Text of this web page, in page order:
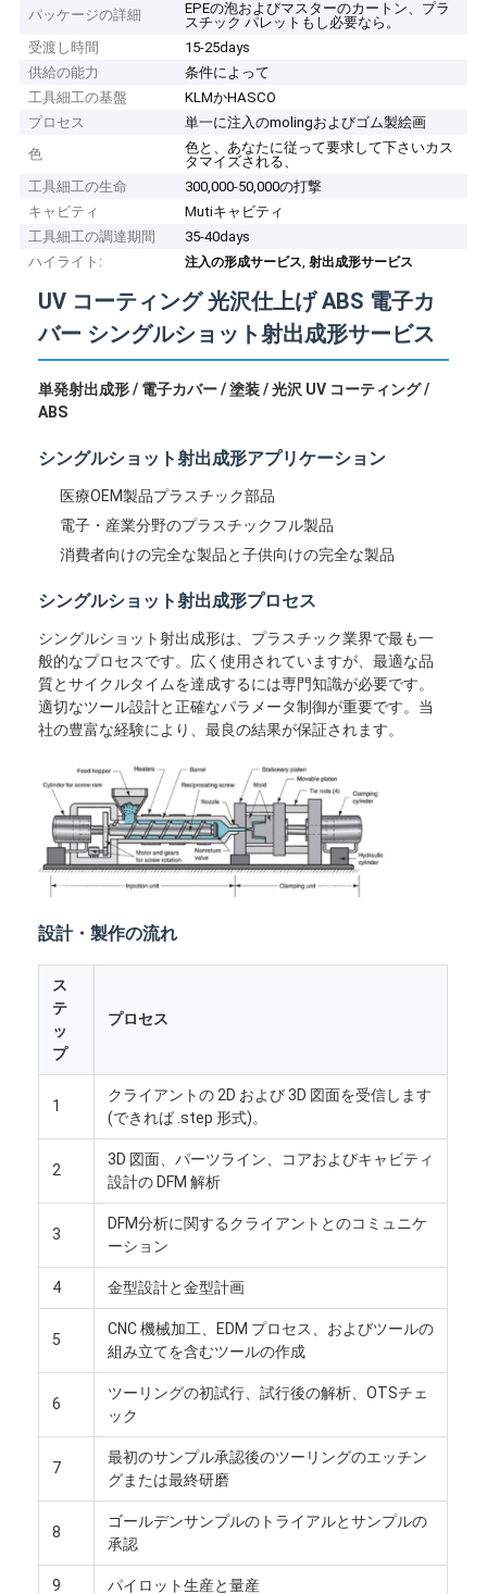
ビデオ
パッケージの詳細
EPEの泡およびマスターのカートン、プラ
スチック パレットもし必要なら。
受渡し時間
15-25days
供給の能力
条件によって
工具細工の基盤
KLMかHASCO
プロセス
単一に注入のmolingおよびゴム製絵画
色
色と、あなたに従って要求して下さいカス
タマイズされる、
工具細工の生命
300,000-50,000の打撃
キャビティ
Mutiキャビティ
工具細工の調達期間
35-40days
ハイライト:
注入の形成サービス,射出成形サービス
UV コーティング 光沢仕上げ ABS 電子カ
バー シングルショット射出成形サービス
単発射出成形 / 電子カバー / 塗装 / 光沢 UV コーティング /
ABS
シングルショット射出成形アプリケーション
医療OEM製品プラスチック部品
電子・産業分野のプラスチックフル製品
消費者向けの完全な製品と子供向けの完全な製品
シングルショット射出成形プロセス
シングルショット射出成形は、プラスチック業界で最も一
般的なプロセスです。広く使用されていますが、最適な品
質とサイクルタイムを達成するには専門知識が必要です。
適切なツール設計と正確なパラメータ制御が重要です。当
社の豊富な経験により、最良の結果が保証されます。
設計・製作の流れ
ス
テ
ッ
プ
プロセス
1
クライアントの 2D および 3D 図面を受信します
(できれば .step 形式)。
2
3D 図面、パーツライン、コアおよびキャビティ
設計の DFM 解析
3
DFM分析に関するクライアントとのコミュニケ
ーション
4 金型設計と金型計画
5
CNC 機械加工、EDM プロセス、およびツールの
組み立てを含むツールの作成
6
ツーリングの初試行、試行後の解析、OTSチェ
ック
7
最初のサンプル承認後のツーリングのエッチン
グまたは最終研磨
8
ゴールデンサンプルのトライアルとサンプルの
承認
9 パイロット生産と量産